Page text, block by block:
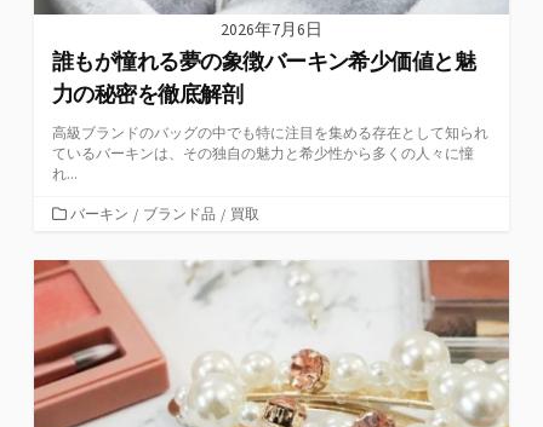
2026年7月6日
誰もが憧れる夢の象徴バーキン希少価値と魅
力の秘密を徹底解剖
高級ブランドのバッグの中でも特に注目を集める存在として知られ
ているバーキンは、その独自の魅力と希少性から多くの人々に憧
れ...
カ
ゴ
リ
バーキン / ブランド品 / 買取